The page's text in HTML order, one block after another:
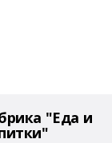
"Еда и